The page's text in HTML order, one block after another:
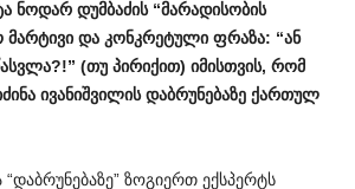
ნოდარ დუმბაძის“მარადისობის
მარტივი და კონკრეტული ფრაზა: “ან
?!” (თუ პირიქით) იმისთვის, რომ
ივანიშვილის დაბრუნებაზე ქართულ
ზოგიერთ ექსპერტს